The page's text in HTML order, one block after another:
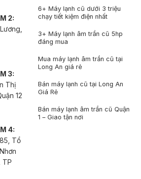
2:
3:
Thị
12
4:
Tổ
TP
6+ Máy lạnh cũ dưới 3 triệu
chạy tiết kiệm điện nhất
3+ Máy lạnh âm trần cũ 5hp
đáng mua
Mua máy lạnh âm trần cũ tại
Long An giá rẻ
Bán máy lạnh cũ tại Long An
Giá Rẻ
Bán máy lạnh âm trần cũ Quận
1 – Giao tận nơi